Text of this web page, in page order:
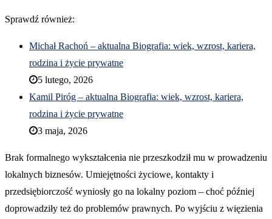
Sprawdź również:
Michał Rachoń – aktualna Biografia: wiek, wzrost, kariera,
rodzina i życie prywatne
5 lutego, 2026
Kamil Piróg – aktualna Biografia: wiek, wzrost, kariera,
rodzina i życie prywatne
3 maja, 2026
Brak formalnego wykształcenia nie przeszkodził mu w prowadzeniu
lokalnych biznesów. Umiejętności życiowe, kontakty i
przedsiębiorczość wyniosły go na lokalny poziom – choć później
doprowadziły też do problemów prawnych. Po wyjściu z więzienia